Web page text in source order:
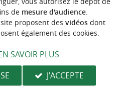
Naturel de Señorío
de mesure d'audience.
proposent des vidéosdont
également des cookies.
SAVOIR PLUS
J'ACCEPTE